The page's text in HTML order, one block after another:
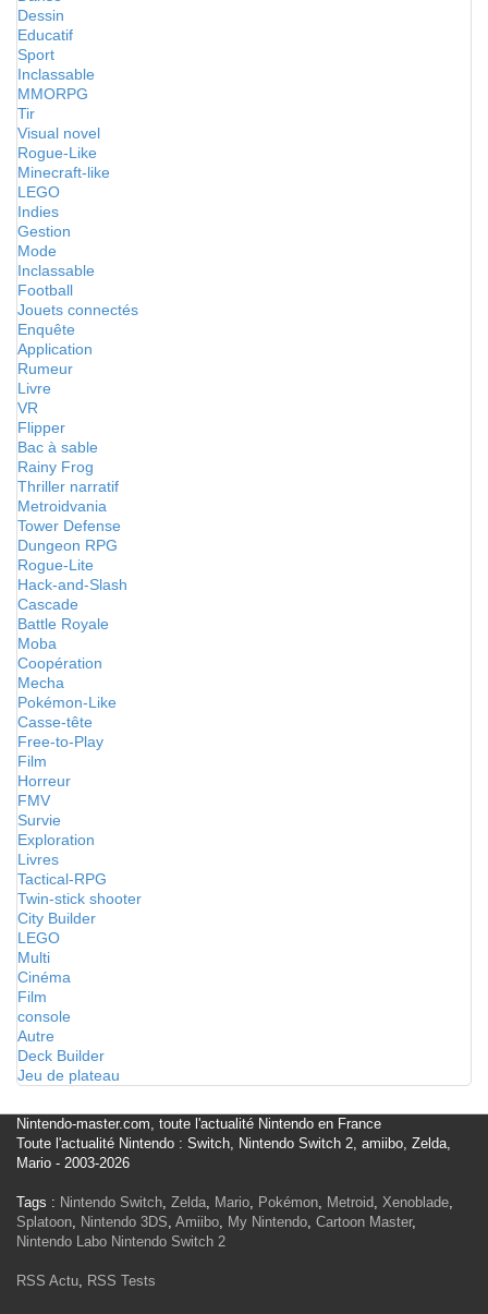
Dessin
Educatif
Sport
Inclassable
MMORPG
Tir
Visual novel
Rogue-Like
Minecraft-like
LEGO
Indies
Gestion
Mode
Inclassable
Football
Jouets connectés
Enquête
Application
Rumeur
Livre
VR
Flipper
Bac à sable
Rainy Frog
Thriller narratif
Metroidvania
Tower Defense
Dungeon RPG
Rogue-Lite
Hack-and-Slash
Cascade
Battle Royale
Moba
Coopération
Mecha
Pokémon-Like
Casse-tête
Free-to-Play
Film
Horreur
FMV
Survie
Exploration
Livres
Tactical-RPG
Twin-stick shooter
City Builder
LEGO
Multi
Cinéma
Film
console
Autre
Deck Builder
Jeu de plateau
Nintendo-master.com, toute l'actualité Nintendo en France
Toute l'actualité Nintendo : Switch, Nintendo Switch 2, amiibo, Zelda,
Mario - 2003-2026
Tags : Nintendo Switch, Zelda, Mario, Pokémon, Metroid, Xenoblade,
Splatoon, Nintendo 3DS, Amiibo, My Nintendo, Cartoon Master,
Nintendo Labo Nintendo Switch 2
RSS Actu, RSS Tests